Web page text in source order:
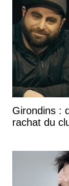
Girondins :
rachat du